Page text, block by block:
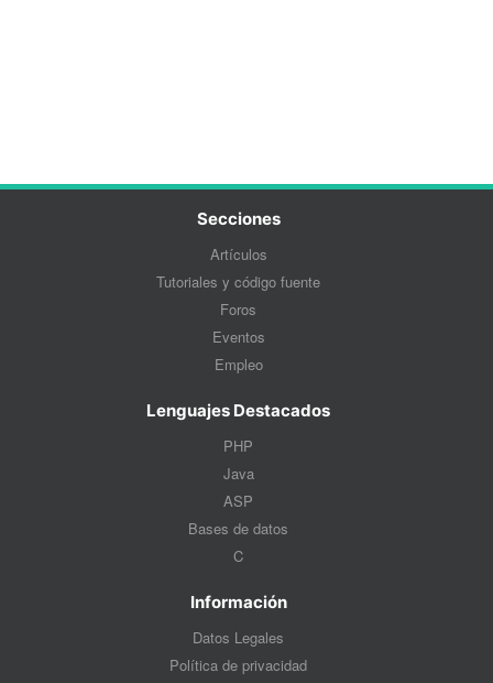
Secciones
Artículos
Tutoriales y código fuente
Foros
Eventos
Empleo
Lenguajes Destacados
PHP
Java
ASP
Bases de datos
C
Información
Datos Legales
Política de privacidad